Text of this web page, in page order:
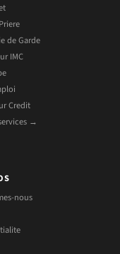
de Garde
IMC
Credit
→
nous